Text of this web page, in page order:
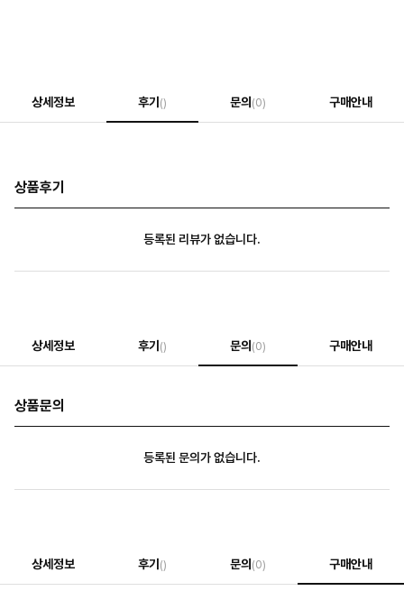
상세정보 후기() 문의(0) 구매안내
상품후기
등록된 리뷰가 없습니다.
상세정보 후기() 문의(0) 구매안내
상품문의
등록된 문의가 없습니다.
상세정보 후기() 문의(0) 구매안내